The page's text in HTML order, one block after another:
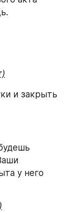
и закрыть
у него